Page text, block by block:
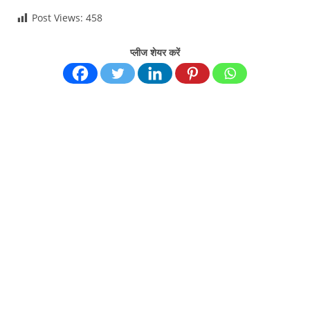
Post Views: 458
प्लीज शेयर करें